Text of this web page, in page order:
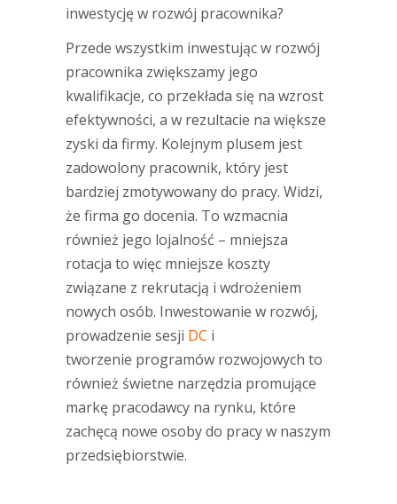
inwestycję w rozwój pracownika?
Przede wszystkim inwestując w rozwój
pracownika zwiększamy jego
kwalifikacje, co przekłada się na wzrost
efektywności, a w rezultacie na większe
zyski da firmy. Kolejnym plusem jest
zadowolony pracownik, który jest
bardziej zmotywowany do pracy. Widzi,
że firma go docenia. To wzmacnia
również jego lojalność – mniejsza
rotacja to więc mniejsze koszty
związane z rekrutacją i wdrożeniem
nowych osób. Inwestowanie w rozwój,
prowadzenie sesji DC i
tworzenie programów rozwojowych to
również świetne narzędzia promujące
markę pracodawcy na rynku, które
zachęcą nowe osoby do pracy w naszym
przedsiębiorstwie.